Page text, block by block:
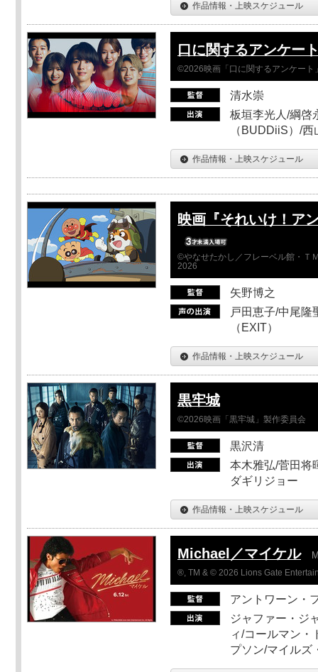
作品情報・上映スケジュール
口に関するアンケー
©2026映画「口に関するアンケート
清水崇
板垣李光人/綱啓
（BUDDiiS）/
作品情報・上映スケジュール
映画『それいけ！ア
©やなせたかし／フレーベル館・Ｔ
2026
矢野博之
戸田恵子/中尾隆
（EXIT）
作品情報・上映スケジュール
黒牢城
©2026映画「黒牢城」製作委員会
黒沢清
本木雅弘/菅田将
ダギリジョー
作品情報・上映スケジュール
Michael／マイケル
®, TM & © 2026 Lions Gate
アントワーン・
ジャファー・ジ
ィ/コールマン・
プソン/マイルズ